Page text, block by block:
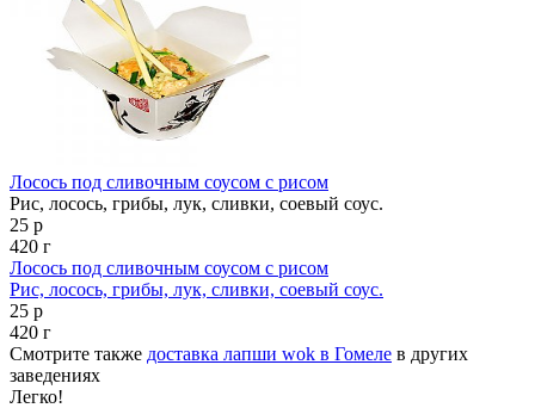
Лосось под сливочным соусом с рисом
Рис, лосось, грибы, лук, сливки, соевый соус.
25 р
420 г
Лосось под сливочным соусом с рисом
Рис, лосось, грибы, лук, сливки, соевый соус.
25 р
420 г
Смотрите также доставка лапши wok в Гомеле в других
заведениях
Легко!